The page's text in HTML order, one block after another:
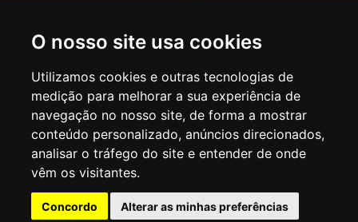
O nosso site usa cookies
Utilizamos cookies e outras tecnologias de
medição para melhorar a sua experiência de
navegação no nosso site, de forma a mostrar
conteúdo personalizado, anúncios direcionados,
analisar o tráfego do site e entender de onde
vêm os visitantes.
Concordo Alterar as minhas preferências
SECRETARIA DE EDUCAÇÃO
Rua Claudino Barbosa, 313 - Macedo - Guarulhos/SP CEP 07113-040
Central de Atendimento: *55 11 2475-7300